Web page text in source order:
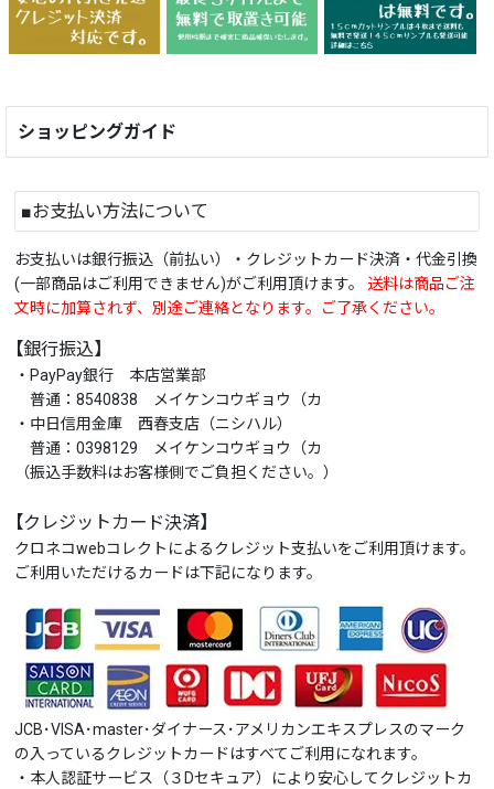
ショッピングガイド
■お支払い方法について
お支払いは銀行振込（前払い）・クレジットカード決済・代金引換
(一部商品はご利用できません)がご利用頂けます。 送料は商品ご注
文時に加算されず、別途ご連絡となります。ご了承ください。
【銀行振込】
・PayPay銀行 本店営業部
普通：8540838 メイケンコウギョウ（カ
・中日信用金庫 西春支店（ニシハル）
普通：0398129 メイケンコウギョウ（カ
（振込手数料はお客様側でご負担ください。）
【クレジットカード決済】
クロネコwebコレクトによるクレジット支払いをご利用頂けます。
ご利用いただけるカードは下記になります。
JCB･VISA･master･ダイナース･アメリカンエキスプレスのマーク
の入っているクレジットカードはすべてご利用になれます。
・本人認証サービス（３Dセキュア）により安心してクレジットカ